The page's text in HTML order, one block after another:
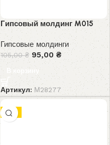
Гипсовый молдинг M015
Гипсовые молдинги
105,00₴ 95,00 ₴
В корзину
Артикул: М28277
-7%